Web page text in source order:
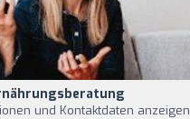
und Kontaktdaten anzeigen